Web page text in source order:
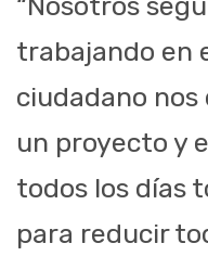
“Nosotros
trabajando en
ciudadano nos
un proyecto y
todos los días
para reducir